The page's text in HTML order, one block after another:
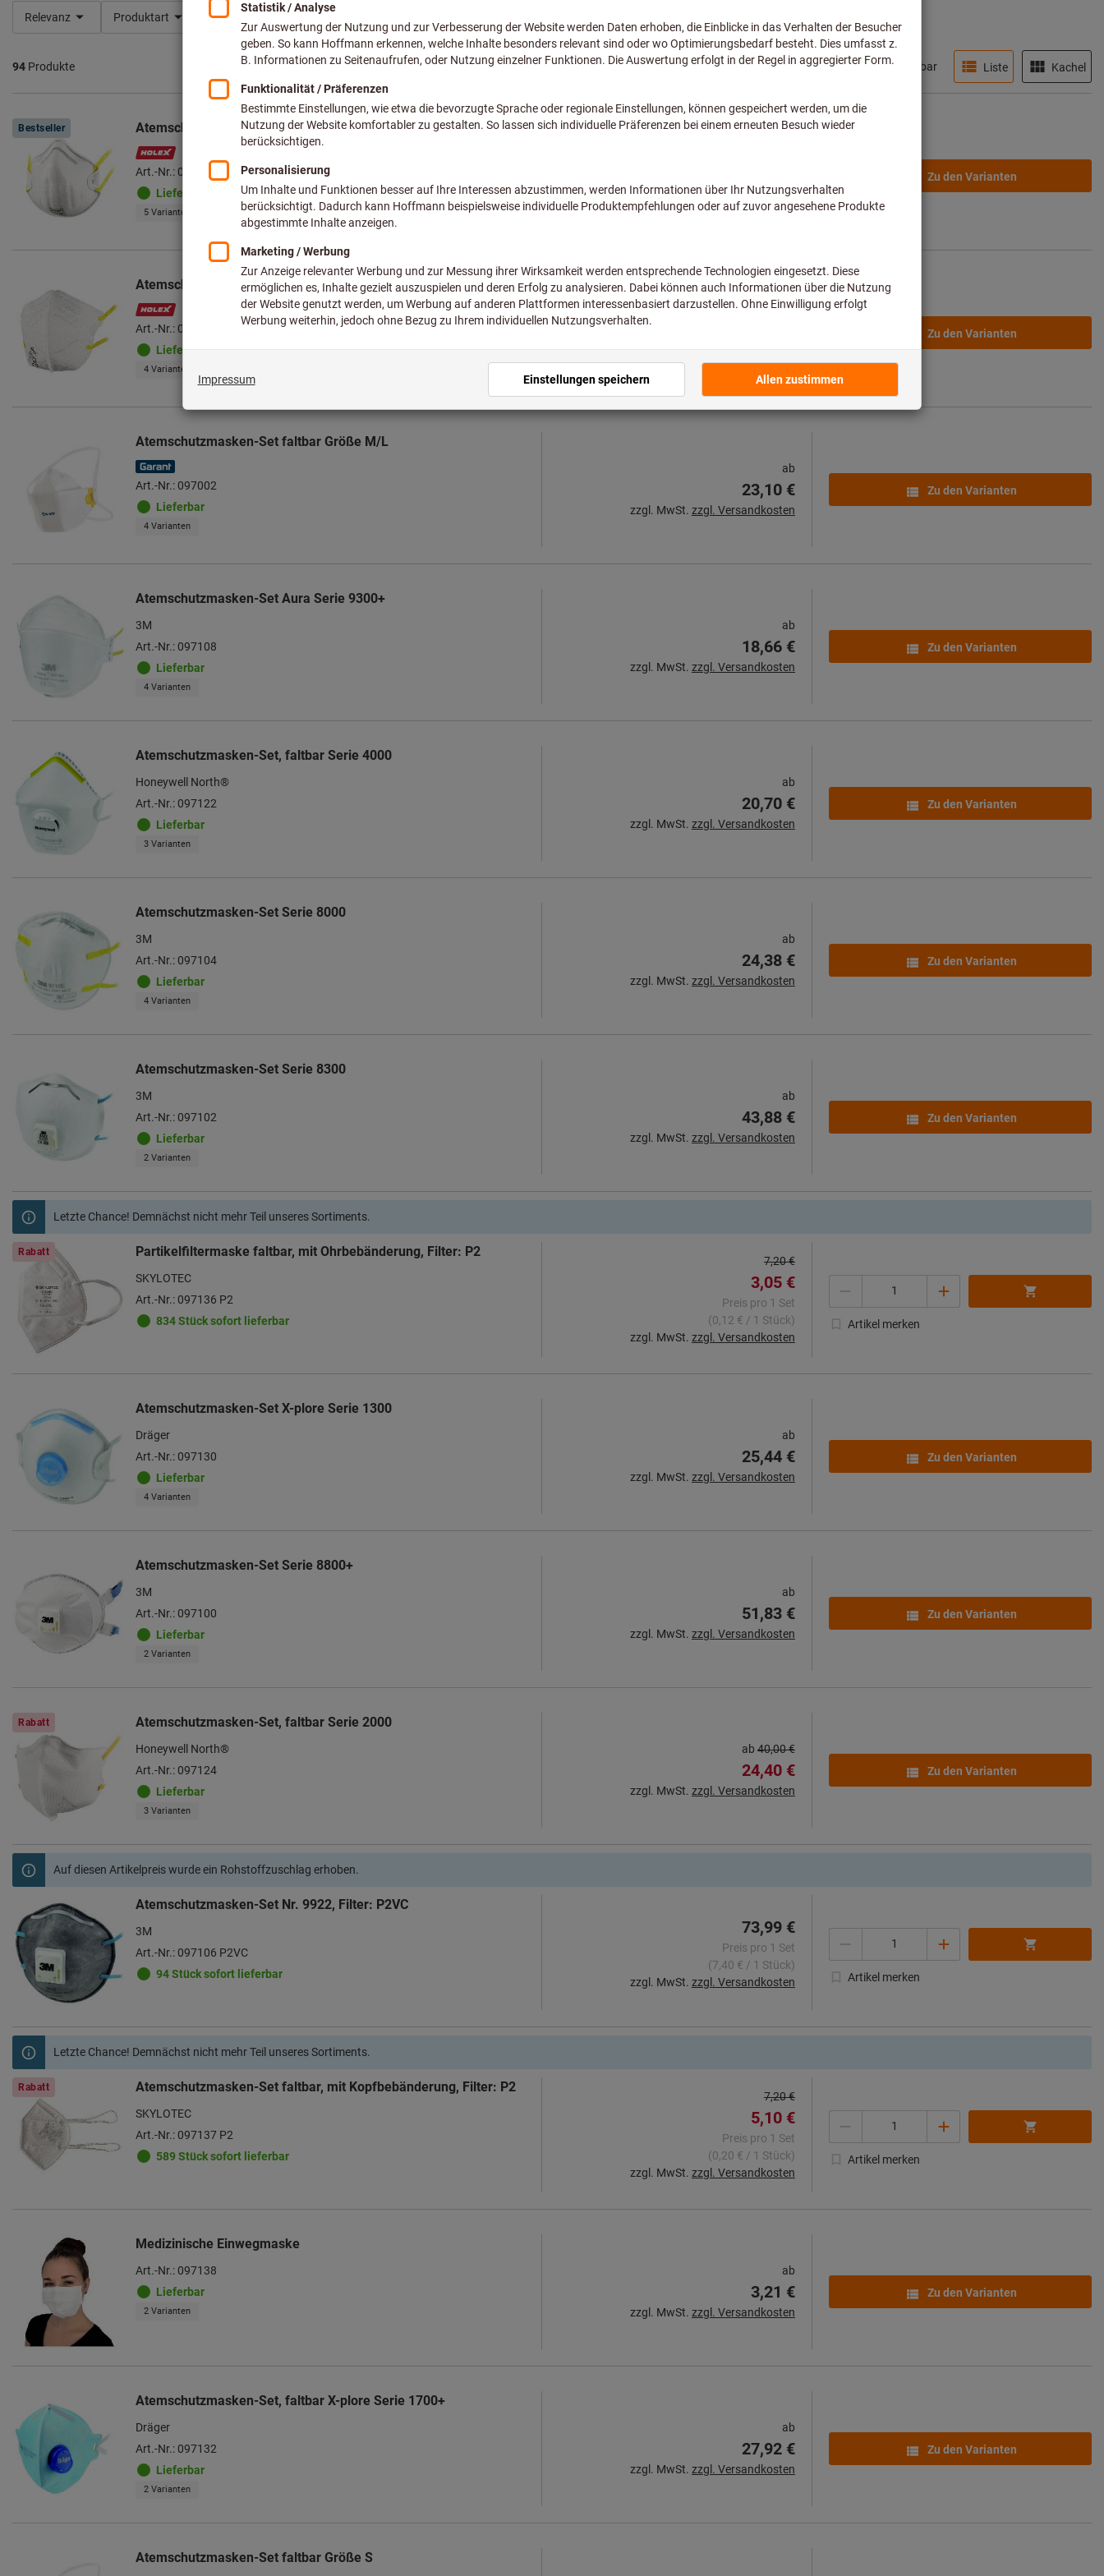
Relevanz Produktart Schutzstufe Serie
94 Produkte Sofort lieferbar Liste Kachel
Bestseller Atemschutzmasken-Set
Art.-Nr.: 097160
Lieferbar
5 Varianten
zzgl. MwSt.zzgl. Versandkosten
Zu den Varianten
Atemschutzmasken-Set, faltbar
Art.-Nr.: 097162
Lieferbar
4 Varianten
ab
zzgl. MwSt.zzgl. Versandkosten
Zu den Varianten
Atemschutzmasken-Set faltbar Größe M/L
Art.-Nr.: 097002
Lieferbar
4 Varianten
ab
23,10 €
zzgl. MwSt. zzgl. Versandkosten
Zu den Varianten
Atemschutzmasken-Set Aura Serie 9300+
3M
Art.-Nr.: 097108
Lieferbar
4 Varianten
ab
18,66 €
zzgl. MwSt. zzgl. Versandkosten
Zu den Varianten
Atemschutzmasken-Set, faltbar Serie 4000
Honeywell North®
Art.-Nr.: 097122
Lieferbar
3 Varianten
ab
20,70 €
zzgl. MwSt. zzgl. Versandkosten
Zu den Varianten
Atemschutzmasken-Set Serie 8000
3M
Art.-Nr.: 097104
Lieferbar
4 Varianten
ab
24,38 €
zzgl. MwSt. zzgl. Versandkosten
Zu den Varianten
Atemschutzmasken-Set Serie 8300
3M
Art.-Nr.: 097102
Lieferbar
2 Varianten
ab
43,88 €
zzgl. MwSt. zzgl. Versandkosten
Zu den Varianten
Letzte Chance! Demnächst nicht mehr Teil unseres Sortiments.
Rabatt Partikelfiltermaske faltbar, mit Ohrbebänderung, Filter: P2
SKYLOTEC
Art.-Nr.: 097136 P2
834 Stück sofort lieferbar
7,20 €
3,05 €
Preis pro 1 Set
(0,12 € / 1 Stück)
zzgl. MwSt. zzgl. Versandkosten
Artikel merken
Atemschutzmasken-Set X-plore Serie 1300
Dräger
Art.-Nr.: 097130
Lieferbar
4 Varianten
ab
25,44 €
zzgl. MwSt. zzgl. Versandkosten
Zu den Varianten
Atemschutzmasken-Set Serie 8800+
3M
Art.-Nr.: 097100
Lieferbar
2 Varianten
ab
51,83 €
zzgl. MwSt. zzgl. Versandkosten
Zu den Varianten
Rabatt Atemschutzmasken-Set, faltbar Serie 2000
Honeywell North®
Art.-Nr.: 097124
Lieferbar
3 Varianten
ab 40,00 €
24,40 €
zzgl. MwSt. zzgl. Versandkosten
Zu den Varianten
Auf diesen Artikelpreis wurde ein Rohstoffzuschlag erhoben.
Atemschutzmasken-Set Nr. 9922, Filter: P2VC
3M
Art.-Nr.: 097106 P2VC
94 Stück sofort lieferbar
73,99 €
Preis pro 1 Set
(7,40 € / 1 Stück)
zzgl. MwSt. zzgl. Versandkosten Artikel merken
Letzte Chance! Demnächst nicht mehr Teil unseres Sortiments.
Rabatt Atemschutzmasken-Set faltbar, mit Kopfbebänderung, Filter: P2
SKYLOTEC
Art.-Nr.: 097137 P2
589 Stück sofort lieferbar
7,20 €
5,10 €
Preis pro 1 Set
(0,20 € / 1 Stück)
zzgl. MwSt. zzgl. Versandkosten
Artikel merken
Medizinische Einwegmaske
Art.-Nr.: 097138
Lieferbar
2 Varianten
ab
3,21 €
zzgl. MwSt. zzgl. Versandkosten
Zu den Varianten
Atemschutzmasken-Set, faltbar X-plore Serie 1700+
Dräger
Art.-Nr.: 097132
Lieferbar
2 Varianten
ab
27,92 €
zzgl. MwSt. zzgl. Versandkosten
Zu den Varianten
Atemschutzmasken-Set faltbar Größe S